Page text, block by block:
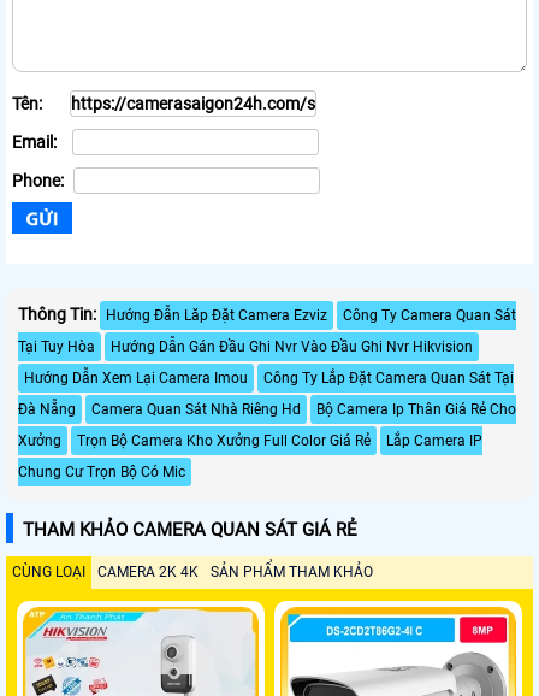
Tên:
Email:
Phone:
Thông Tin: Hướng Đẫn Lăp Đặt Camera Ezviz
Công Ty Camera Quan Sát
Tại Tuy Hòa
Hướng Dẫn Gán Đầu Ghi Nvr Vào Đầu Ghi Nvr Hikvision
Hướng Dẫn Xem Lại Camera Imou
Công Ty Lắp Đặt Camera Quan Sát Tại
Đà Nẵng
Camera Quan Sát Nhà Riêng Hd
Bộ Camera Ip Thân Giá Rẻ Cho
Xưởng
Trọn Bộ Camera Kho Xưởng Full Color Giá Rẻ
Lắp Camera IP
Chung Cư Trọn Bộ Có Mic
THAM KHẢO CAMERA QUAN SÁT GIÁ RẺ
CÙNG LOẠI CAMERA 2K 4K SẢN PHẨM THAM KHẢO